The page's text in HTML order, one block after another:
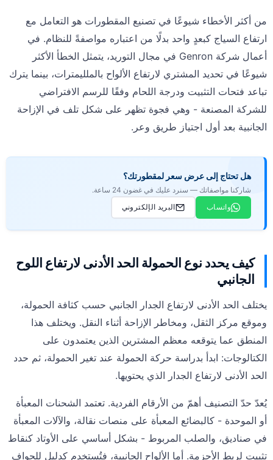
من أكثر الأخطاء شيوعًا في تصنيع المقطورات هو التعامل مع
ارتفاع السياج كبعدٍ واحد بدلًا من اعتباره مواصفةً للنظام. في
أعمال شركة Genron في مجال التوريد، يتمثل الخطأ الأكثر
شيوعًا في تحديد المشتري لارتفاع الألواح بالملليمترات، بينما يترك
تباعد فتحات التثبيت ودرجة اللحام وفقًا للرسم الافتراضي
للشركة المصنعة - وهي فجوة تظهر على شكل تلف في الإزاحة
الجانبية بعد أول اجتياز طريق وعر.
هل تحتاج إلى عرض سعر لمقطورتك؟
شاركنا مواصفاتك — سنرد عليك في غضون 24 ساعة.
واتساب
البريد الإلكتروني
كيف يحدد نوع الحمولة الحد الأدنى لارتفاع اللوح
الجانبي
يختلف الحد الأدنى لارتفاع الجدار الجانبي حسب كثافة الحمولة،
وموقع مركز الثقل، ومخاطر الإزاحة أثناء النقل. ويختلف هذا
المنطق عما يتوقعه معظم المشترين الذين يعتمدون على
الكتالوجات: ابدأ بدراسة حركة الحمولة عند تغير الحمولة، ثم حدد
الحد الأدنى لارتفاع الجدار الذي يحتويها.
يُعدّ حدّ التصنيف أهمّ من الأرقام الفردية. تعتمد الشحنات المعبأة
أو الموحدة - كالبضائع المعبأة على منصات نقالة، والآلات المعبأة
في صناديق، والصلب المربوط - بشكل أساسي على الأوتاد كنقاط
تثبيت لربط الأحزمة. أما الألواح الجانبية، فتُستخدم كدليل للحواف